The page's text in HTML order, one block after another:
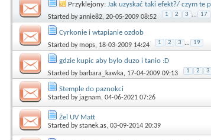
Przyklejony: Jak uzyskać taki efekt?/ czym te
Started byannie82, 20-05-2009 08:52 1 2 3 ... 17
Cyrkonie i wtapianie ozdob
Started bymops, 18-03-2009 14:24 1 2 3 ... 19
gdzie kupic aby bylo duzo i tanio :D
Started by barbara_kawka, 17-04-2009 09:13 1 2 3
Stemple do paznokci
Started by jagnam, 04-06-2021 07:26
Żel UV Matt
Started bystanek.as, 03-09-2014 20:39